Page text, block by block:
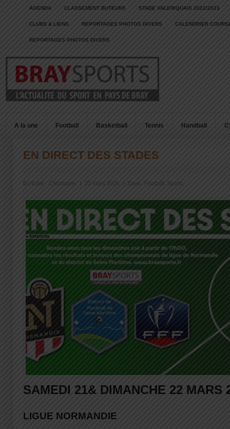
AGENDA CLASSEMENT BUTEURS STADE VALERIQUAIS 2022/2023
CLUBS & LIENS REPORTAGES PHOTOS DIVERS CALENDRIER
REPORTAGES PHOTOS DIVERS
A la une Football Basketball Tennis Handball
EN DIRECT DES STADES
Écrit par : Christophe 22 mars 2026 Dans : Football Sports
SAMEDI 21& DIMANCHE 22 MARS
LIGUE NORMANDIE